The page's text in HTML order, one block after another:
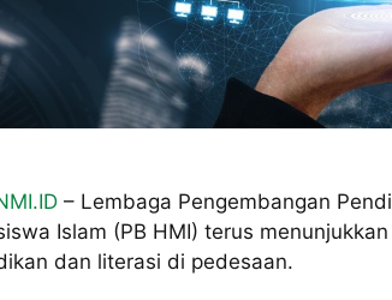
– Lembaga Pengembangan
Islam (PB HMI) terus
dan literasi di pedesaan.